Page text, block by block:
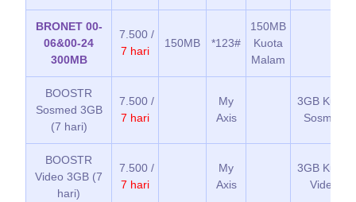
BRONET 00-
06&00-24
300MB
7.500 /
7 hari
150MB *123#
150MB
Kuota
Malam
BOOSTR
Sosmed 3GB
(7 hari)
7.500 /
7 hari
My
Axis
3GB Kuota
Sosmed
BOOSTR
Video 3GB (7
hari)
7.500 /
7 hari
My
Axis
3GB Kuota
Video